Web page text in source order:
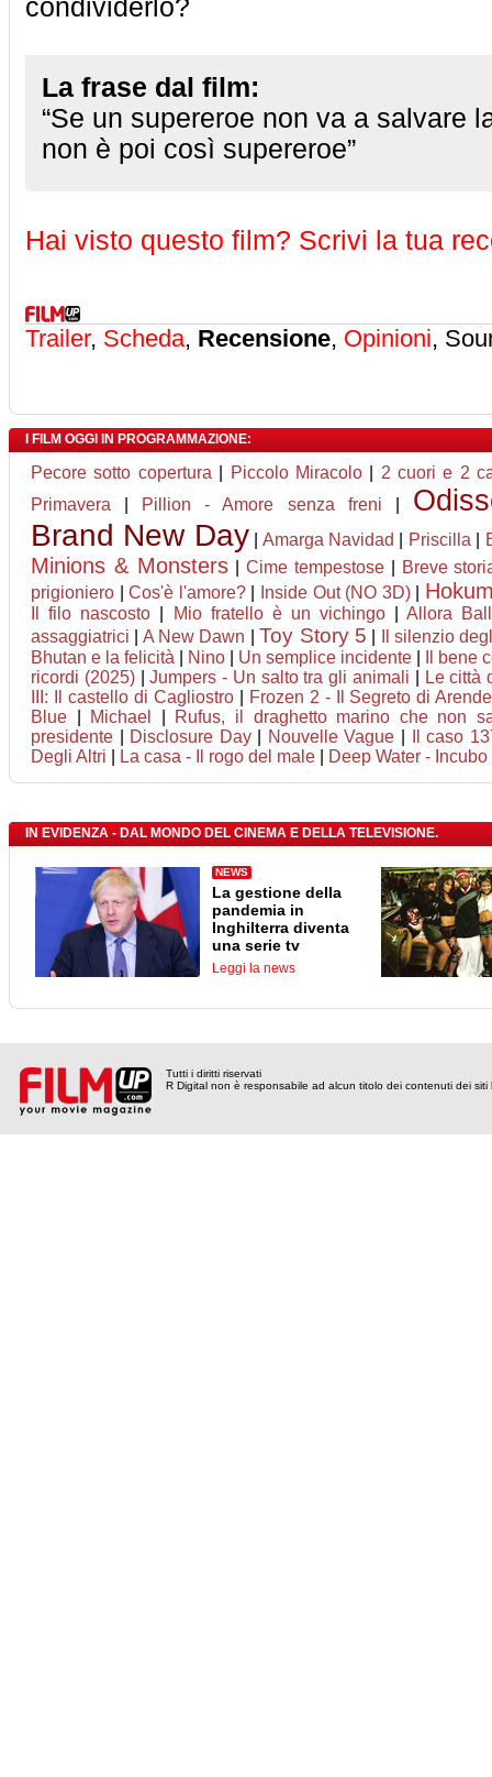
condividerlo?
La frase dal film:
“Se un supereroe non va a salvare
non è poi così supereroe”
Hai visto questo film? Scrivi la tua
Trailer, Scheda, Recensione, Opinioni,
I FILM OGGI IN PROGRAMMAZIONE:
Pecore sotto copertura Piccolo Miracolo| 2 cuori e 2
Primavera
Pillion - Amore senza freni
Brand New Day
Amarga Navidad Priscilla
Minions & Monsters| Cime tempestose|
Breve
prigioniero |Cos'è l'amore?| Inside Out (NO 3D)|
Il filo nascosto Mio fratello è un vichingo |Allora
assaggiatrici
A New Dawn |Toy Story 5
Il silenzio
Bhutan e la felicità
Nino Un semplice incidente
Il bene
ricordi (2025)|Jumpers - Un salto tra gli animali
Le città
III: Il castello di Cagliostro|
Frozen 2 - Il Segreto di
Blue
Michael
Rufus, il draghetto marino che non
presidente
Disclosure Day| Nouvelle Vague
Il caso
Degli Altri
La casa - Il rogo del male Deep Water -
IN EVIDENZA - DAL MONDO DEL CINEMA E DELLA TELEVISIONE.
NEWS
La gestione della
pandemia in
Inghilterra diventa
una serie tv
Leggi la news
Tutti i diritti riservati
R Digital non è responsabile ad alcun titolo dei contenuti dei siti